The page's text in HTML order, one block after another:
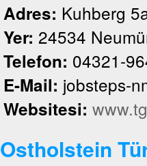
Adres: Kuhberg
Yer: 24534
Telefon: 04321-
E-Mail: jobsteps-
Websitesi:
Ostholstein